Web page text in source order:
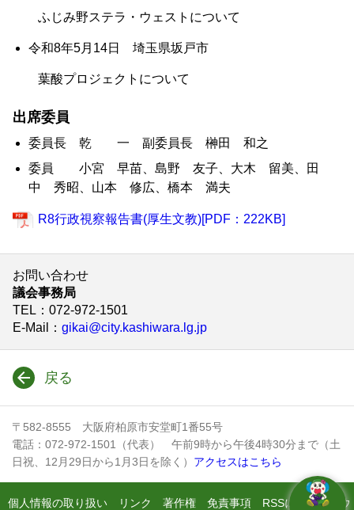
ふじみ野ステラ・ウェストについて
令和8年5月14日 埼玉県坂戸市
葉酸プロジェクトについて
出席委員
委員長 乾 一 副委員長 榊田 和之
委員 小宮 早苗、島野 友子、大木 留美、田
中 秀昭、山本 修広、橋本 満夫
R8行政視察報告書(厚生文教)[PDF：222KB]
お問い合わせ
議会事務局
TEL ：072-972-1501
E-Mail
： gikai@city.kashiwara.lg.jp
戻る
〒582-8555 大阪府柏原市安堂町1番55号
電話：072-972-1501（代表） 午前9時から午後4時30分まで（土
日祝、12月29日から1月3日を除く） アクセスはこちら
個人情報の取り扱い リンク 著作権 免責事項 RSSについて ウ